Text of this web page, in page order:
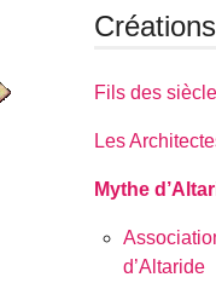
Créations
Fils des
Les
Mythe
d’Altaride